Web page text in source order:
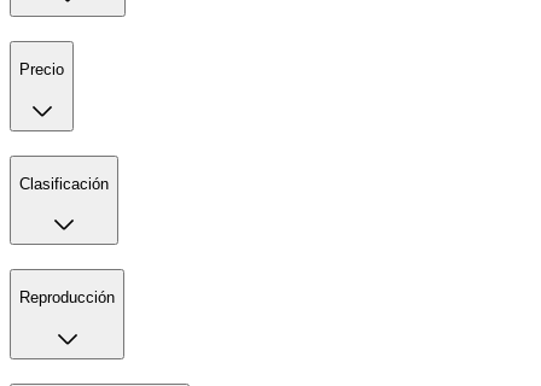
Precio
Clasificación
Reproducción